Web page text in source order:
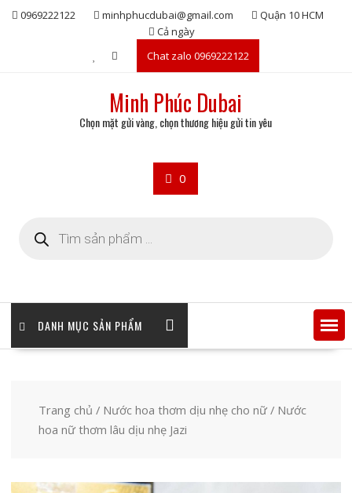
Skip0969222122 minhphucdubai@gmail.com
Quận 10 HCM
Cả ngày
Chat zalo 0969222122
Minh Phúc Dubai
Chọn mặt gửi vàng, chọn thương hiệu gửi tin yêu
0
kiếm
sản
DANH MỤC SẢN PHẨM
Trang chủ / Nước hoa thơm dịu nhẹ cho nữ/ Nước
hoa nữ thơm lâu dịu nhẹ Jazi